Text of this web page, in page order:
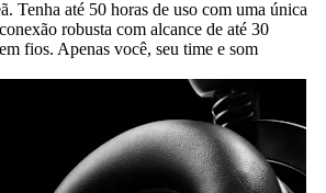
Tenha até 50 horas de uso com uma única
robusta com alcance de até 30
fios. Apenas você, seu time e som